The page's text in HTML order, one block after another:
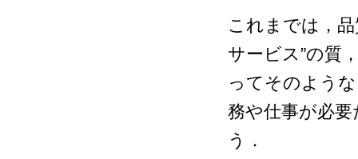
これまでは，
サービス”の質
ってそのよう
務や仕事が必
う．